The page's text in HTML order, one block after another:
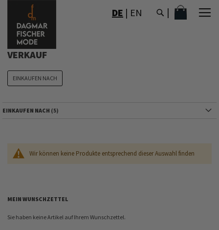
ZUM
DE | EN MEIN
VERKAUF
Wir können keine Produkte entsprechend dieser Auswahl finden
EINKAUFEN NACH
EINKAUFEN NACH
MEIN WUNSCHZETTEL
Sie haben keine Artikel auf Ihrem Wunschzettel.